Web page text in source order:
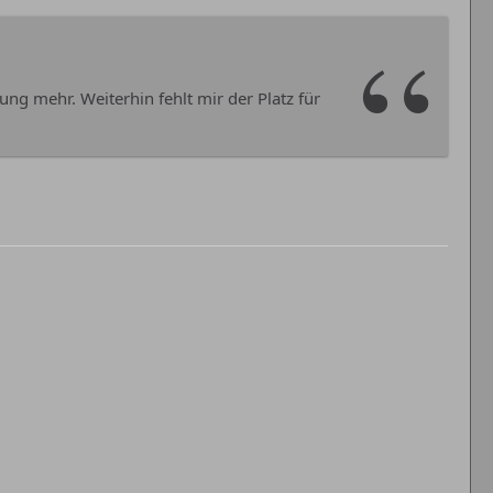
mehr. Weiterhin fehlt mir der Platz für